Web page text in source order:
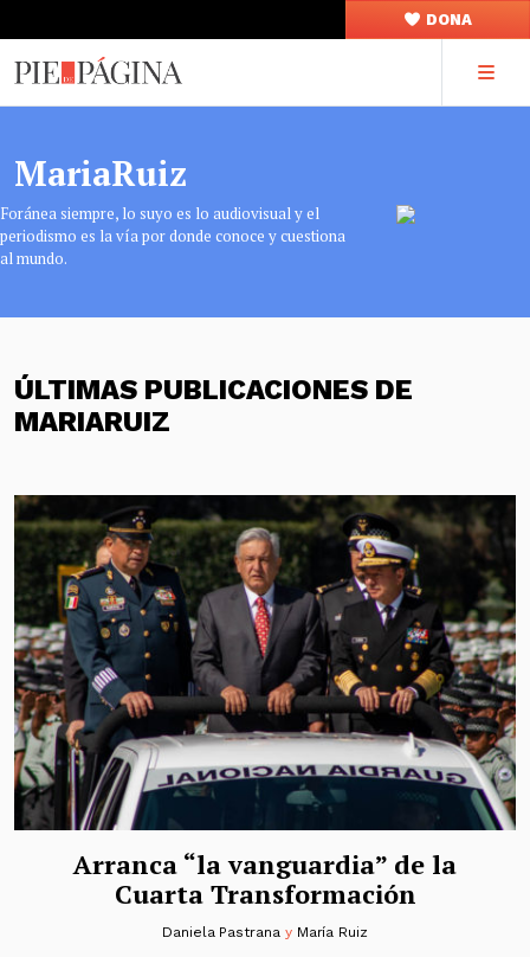
DONA
MariaRuiz
Foránea siempre, lo suyo es lo audiovisual y el
periodismo es la vía por donde conoce y cuestiona
al mundo.
ÚLTIMAS PUBLICACIONES DE
MARIARUIZ
Arranca “la vanguardia” de la
Cuarta Transformación
Daniela Pastrana y María Ruiz